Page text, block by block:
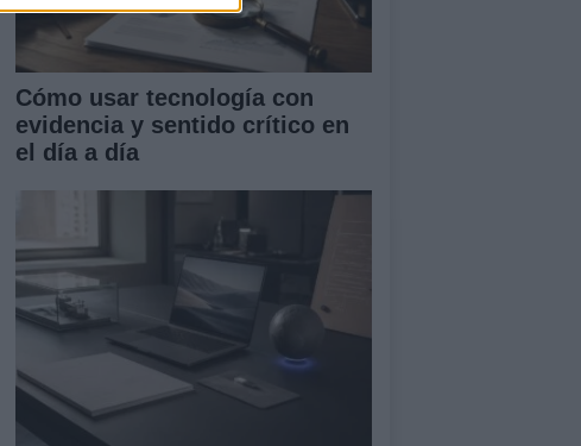
Cómo usar tecnología con
evidencia y sentido crítico en
el día a día